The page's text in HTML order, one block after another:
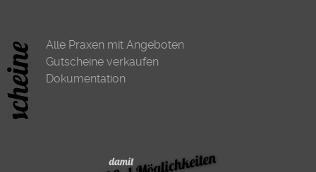
Alle Praxen mit Angeboten
Gutscheine verkaufen
Dokumentation